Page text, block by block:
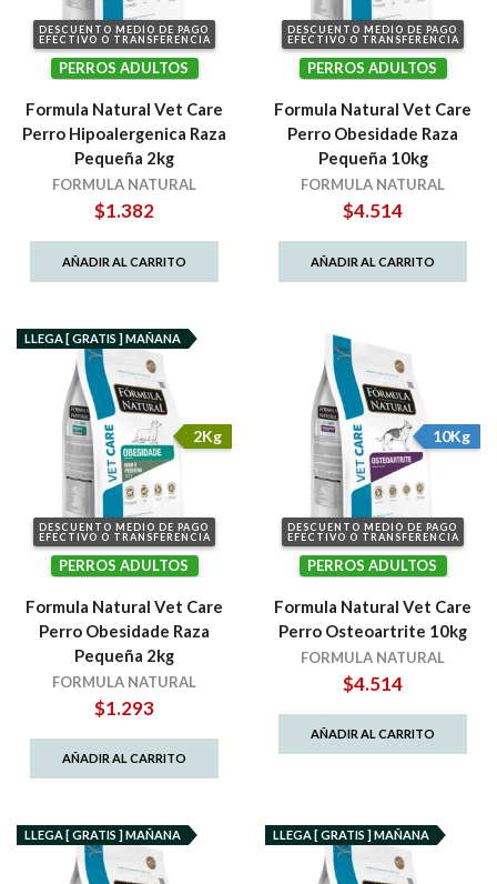
DESCUENTO MEDIO DE PAGO
EFECTIVO O TRANSFERENCIA
PERROS ADULTOS
Formula Natural Vet Care
Perro Hipoalergenica Raza
Pequeña 2kg
FORMULA NATURAL
$1.382
AÑADIR AL CARRITO
DESCUENTO MEDIO DE PAGO
EFECTIVO O TRANSFERENCIA
PERROS ADULTOS
Formula Natural Vet Care
Perro Obesidade Raza
Pequeña 10kg
FORMULA NATURAL
$4.514
AÑADIR AL CARRITO
DESCUENTO MEDIO DE PAGO
EFECTIVO O TRANSFERENCIA
2Kg
LLEGA [ GRATIS ] MAÑANA
PERROS ADULTOS
Formula Natural Vet Care
Perro Obesidade Raza
Pequeña 2kg
FORMULA NATURAL
$1.293
AÑADIR AL CARRITO
DESCUENTO MEDIO DE PAGO
EFECTIVO O TRANSFERENCIA
10Kg
PERROS ADULTOS
Formula Natural Vet Care
Perro Osteoartrite 10kg
FORMULA NATURAL
$4.514
AÑADIR AL CARRITO
LLEGA [ GRATIS ] MAÑANA LLEGA [ GRATIS ] MAÑANA